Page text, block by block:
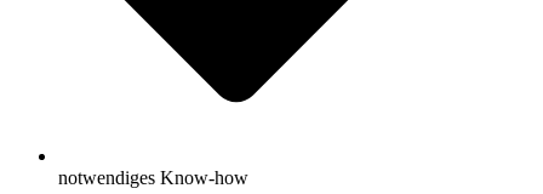
notwendiges Know-how